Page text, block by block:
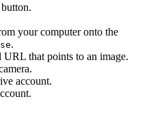
button.
your computer onto the
.
URL that points to an image.
account.